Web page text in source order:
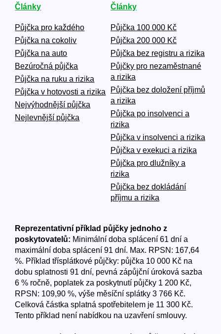
Články
Půjčka pro každého
Půjčka na cokoliv
Půjčka na auto
Bezúročná půjčka
Půjčka na ruku a rizika
Půjčka v hotovosti a rizika
Nejvýhodnější půjčka
Nejlevnější půjčka
Články
Půjčka 100 000 Kč
Půjčka 200 000 Kč
Půjčka bez registru a rizika
Půjčky pro nezaměstnané
a rizika
Půjčka bez doložení příjmů
a rizika
Půjčka po insolvenci a
rizika
Půjčka v insolvenci a rizika
Půjčka v exekuci a rizika
Půjčka pro dlužníky a
rizika
Půjčka bez dokládání
příjmu a rizika
Reprezentativní příklad půjčky jednoho z
poskytovatelů: Minimální doba splácení 61 dní a
maximální doba splácení 91 dní. Max. RPSN: 167,64
%. Příklad třísplátkové půjčky: půjčka 10 000 Kč na
dobu splatnosti 91 dní, pevná zápůjční úroková sazba
6 % ročně, poplatek za poskytnutí půjčky 1 200 Kč,
RPSN: 109,90 %, výše měsíční splátky 3 766 Kč.
Celková částka splatná spotřebitelem je 11 300 Kč.
Tento příklad není nabídkou na uzavření smlouvy.